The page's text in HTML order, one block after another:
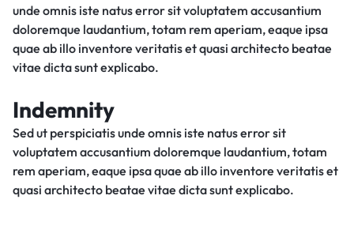
unde omnis iste natus error sit voluptatem accusantium
doloremque laudantium, totam rem aperiam, eaque ipsa
quae ab illo inventore veritatis et quasi architecto beatae
vitae dicta sunt explicabo.
Indemnity
Sed ut perspiciatis unde omnis iste natus error sit
voluptatem accusantium doloremque laudantium, totam
rem aperiam, eaque ipsa quae ab illo inventore veritatis et
quasi architecto beatae vitae dicta sunt explicabo.